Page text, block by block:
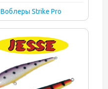
Воблеры Strike Pro